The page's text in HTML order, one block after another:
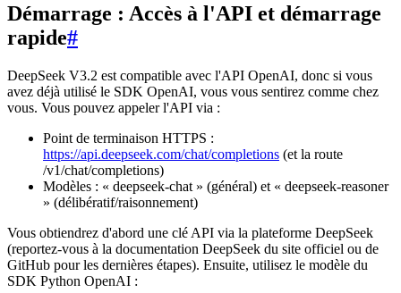
Démarrage : Accès à l'API et démarrage
rapide#
DeepSeek V3.2 est compatible avec l'API OpenAI, donc si vous
avez déjà utilisé le SDK OpenAI, vous vous sentirez comme chez
vous. Vous pouvez appeler l'API via :
Point de terminaison HTTPS :
https://api.deepseek.com/chat/completions (et la route
/v1/chat/completions)
Modèles : « deepseek-chat » (général) et « deepseek-reasoner
» (délibératif/raisonnement)
Vous obtiendrez d'abord une clé API via la plateforme DeepSeek
(reportez-vous à la documentation DeepSeek du site officiel ou de
GitHub pour les dernières étapes). Ensuite, utilisez le modèle du
SDK Python OpenAI :